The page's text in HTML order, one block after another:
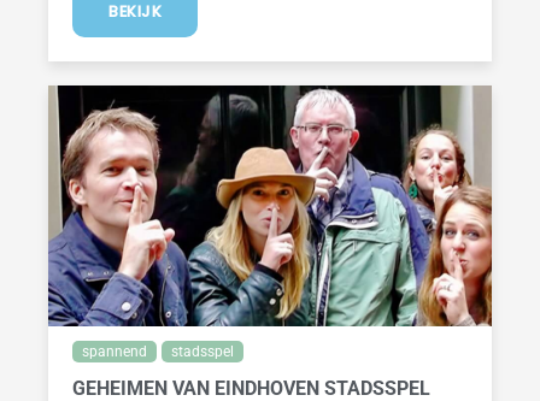
BEKIJK
spannend stadsspel
GEHEIMEN VAN EINDHOVEN STADSSPEL